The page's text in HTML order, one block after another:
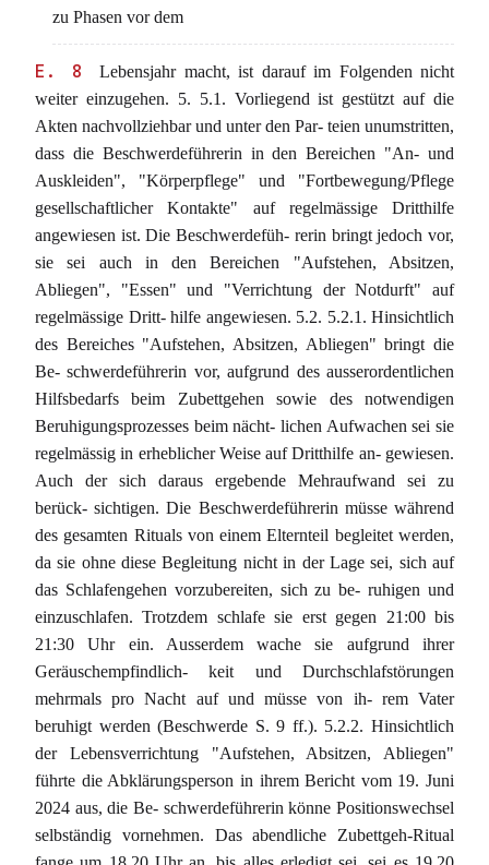
zu Phasen vor dem
E. 8
Lebensjahr macht, ist darauf im Folgenden nicht
weiter einzugehen. 5. 5.1. Vorliegend ist gestützt auf die
Akten nachvollziehbar und unter den Par- teien unumstritten,
dass die Beschwerdeführerin in den Bereichen "An- und
Auskleiden", "Körperpflege" und "Fortbewegung/Pflege
gesellschaftlicher Kontakte" auf regelmässige Dritthilfe
angewiesen ist. Die Beschwerdefüh- rerin bringt jedoch vor,
sie sei auch in den Bereichen "Aufstehen, Absitzen,
Abliegen", "Essen" und "Verrichtung der Notdurft" auf
regelmässige Dritt- hilfe angewiesen. 5.2. 5.2.1. Hinsichtlich
des Bereiches "Aufstehen, Absitzen, Abliegen" bringt die
Be- schwerdeführerin vor, aufgrund des ausserordentlichen
Hilfsbedarfs beim Zubettgehen sowie des notwendigen
Beruhigungsprozesses beim nächt- lichen Aufwachen sei sie
regelmässig in erheblicher Weise auf Dritthilfe an- gewiesen.
Auch der sich daraus ergebende Mehraufwand sei zu
berück- sichtigen. Die Beschwerdeführerin müsse während
des gesamten Rituals von einem Elternteil begleitet werden,
da sie ohne diese Begleitung nicht in der Lage sei, sich auf
das Schlafengehen vorzubereiten, sich zu be- ruhigen und
einzuschlafen. Trotzdem schlafe sie erst gegen 21:00 bis
21:30 Uhr ein. Ausserdem wache sie aufgrund ihrer
Geräuschempfindlich- keit und Durchschlafstörungen
mehrmals pro Nacht auf und müsse von ih- rem Vater
beruhigt werden (Beschwerde S. 9 ff.). 5.2.2. Hinsichtlich
der Lebensverrichtung "Aufstehen, Absitzen, Abliegen"
führte die Abklärungsperson in ihrem Bericht vom 19. Juni
2024 aus, die Be- schwerdeführerin könne Positionswechsel
selbständig vornehmen. Das abendliche Zubettgeh-Ritual